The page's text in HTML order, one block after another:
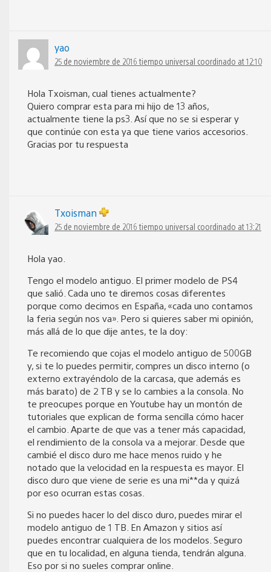
yao
25 de noviembre de 2016 tiempo universal coordinado at 12:10
Hola Txoisman, cual tienes actualmente?
Quiero comprar esta para mi hijo de 13 años,
actualmente tiene la ps3. Así que no se si esperar y
que continúe con esta ya que tiene varios accesorios.
Gracias por tu respuesta
Txoisman
25 de noviembre de 2016 tiempo universal coordinado at 13:21
Hola yao.
Tengo el modelo antiguo. El primer modelo de PS4
que salió. Cada uno te diremos cosas diferentes
porque como decimos en España, «cada uno contamos
la feria según nos va». Pero si quieres saber mi opinión,
más allá de lo que dije antes, te la doy:
Te recomiendo que cojas el modelo antiguo de 500GB
y, si te lo puedes permitir, compres un disco interno (o
externo extrayéndolo de la carcasa, que además es
más barato) de 2 TB y se lo cambies a la consola. No
te preocupes porque en Youtube hay un montón de
tutoriales que explican de forma sencilla cómo hacer
el cambio. Aparte de que vas a tener más capacidad,
el rendimiento de la consola va a mejorar. Desde que
cambié el disco duro me hace menos ruido y he
notado que la velocidad en la respuesta es mayor. El
disco duro que viene de serie es una mi**da y quizá
por eso ocurran estas cosas.
Si no puedes hacer lo del disco duro, puedes mirar el
modelo antiguo de 1 TB. En Amazon y sitios así
puedes encontrar cualquiera de los modelos. Seguro
que en tu localidad, en alguna tienda, tendrán alguna.
Eso por si no sueles comprar online.